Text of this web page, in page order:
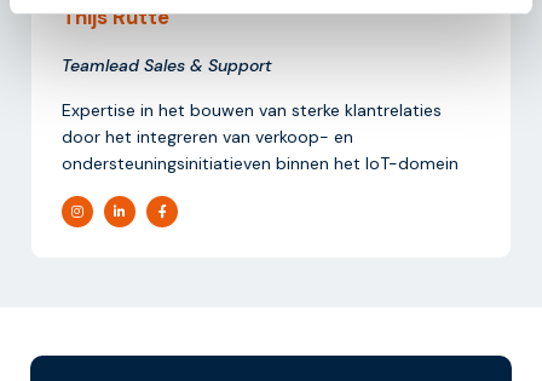
Thijs Rutte
Teamlead Sales & Support
Expertise in het bouwen van sterke klantrelaties
door het integreren van verkoop- en
ondersteuningsinitiatieven binnen het IoT-domein